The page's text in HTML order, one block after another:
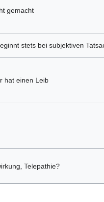
gemacht
stets bei subjektiven
hat einen Leib
Telepathie?